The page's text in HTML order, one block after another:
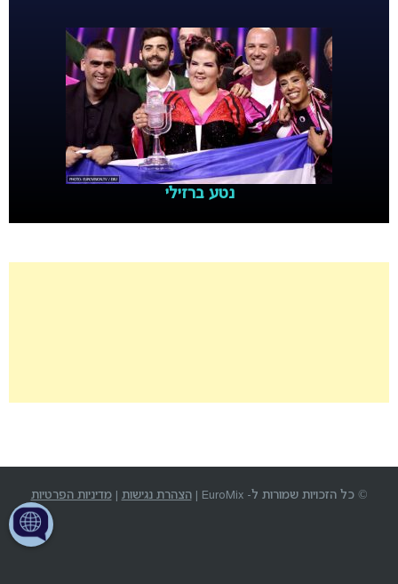
נטע ברזילי
© כל הזכויות שמורות ל- EuroMix | הצהרת נגישות |מדיניות הפרטיות